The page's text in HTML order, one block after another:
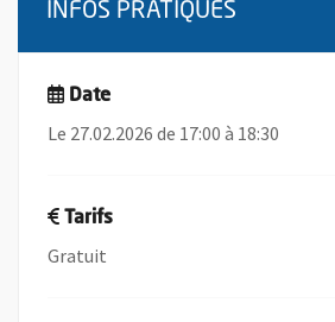
INFOS PRATIQUES
Date
Le 27.02.2026 de 17:00 à 18:30
Tarifs
Gratuit